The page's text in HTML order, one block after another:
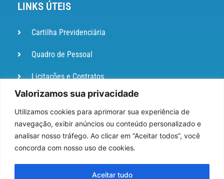
Valorizamos sua privacidade
Utilizamos cookies para aprimorar sua experiência de
navegação, exibir anúncios ou conteúdo personalizado e
analisar nosso tráfego. Ao clicar em “Aceitar todos”, você
concorda com nosso uso de cookies.
Aceitar tudo
LINKS ÚTEIS
Cartilha Previdenciária
Quadro de Pessoal
Licitações e Contratos
Portal de
Ouvidoria
DIÁRIO
OFICIAL
Pesquisa de Satisfação